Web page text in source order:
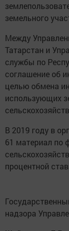
земельного
Между
Татарстан и
службы по
соглашение об
целью обмена
использующих
В 2019 году в
61 материал по
процентной
надзора